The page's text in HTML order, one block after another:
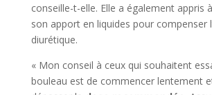
conseille-t-elle. Elle a également appris
son apport en liquides pour compenser
diurétique.
« Mon conseil à ceux qui souhaitent
bouleau est de commencer lentement